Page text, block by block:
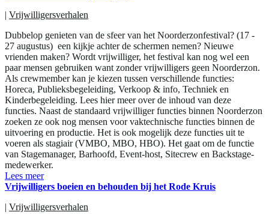
| Vrijwilligersverhalen
Dubbelop genieten van de sfeer van het Noorderzonfestival? (17 -
27 augustus) een kijkje achter de schermen nemen? Nieuwe
vrienden maken? Wordt vrijwilliger, het festival kan nog wel een
paar mensen gebruiken want zonder vrijwilligers geen Noorderzon.
Als crewmember kan je kiezen tussen verschillende functies:
Horeca, Publieksbegeleiding, Verkoop & info, Techniek en
Kinderbegeleiding. Lees hier meer over de inhoud van deze
functies. Naast de standaard vrijwilliger functies binnen Noorderzon
zoeken ze ook nog mensen voor vaktechnische functies binnen de
uitvoering en productie. Het is ook mogelijk deze functies uit te
voeren als stagiair (VMBO, MBO, HBO). Het gaat om de functie
van Stagemanager, Barhoofd, Event-host, Sitecrew en Backstage-
medewerker.
Lees meer
Vrijwilligers boeien en behouden bij het Rode Kruis
| Vrijwilligersverhalen